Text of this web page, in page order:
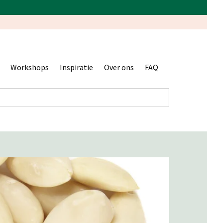
Workshops Inspiratie Over ons FAQ